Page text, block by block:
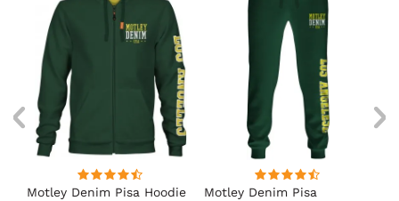
Motley Denim Pisa Hoodie
Motley Denim Pisa